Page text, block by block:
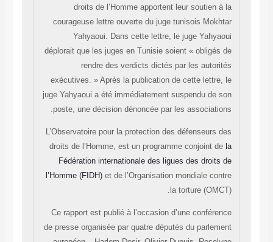
droits de l’Homme apportent leur soutien à la
courageuse lettre ouverte du juge tunisois Mokhtar
Yahyaoui. Dans cette lettre, le juge Yahyaoui
déplorait que les juges en Tunisie soient « obligés de
rendre des verdicts dictés par les autorités
exécutives. » Après la publication de cette lettre, le
juge Yahyaoui a été immédiatement suspendu de son
poste, une décision dénoncée par les associations.
L’Observatoire pour la protection des défenseurs des
droits de l’Homme, est un programme conjoint de
Fédération internationale des ligues des droits de
l’Homme (FIDH) et de l’Organisation mondiale contre
la torture (OMCT).
Ce rapport est publié à l’occasion d’une conférence
de presse organisée par quatre députés du parlement